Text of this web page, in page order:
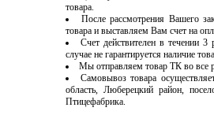
товара.
После рассмотрения Вашего
товара и выставляем Вам счет на
Счет действителен в течении
случае не гарантируется наличие
Мы отправляем товар ТК во
Самовывоз товара
область, Люберецкий район,
Птицефабрика.